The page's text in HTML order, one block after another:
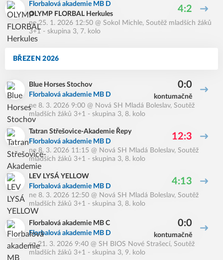
Florbalová akademie MB D
OLYMP FLORBAL Herkules
4:2
ne 25. 1. 2026 12:50 @ Sokol Michle, Soutěž mladších žáků
3+1 - skupina 3, 7. kolo
BŘEZEN 2026
Blue Horses Stochov
Florbalová akademie MB D
0:0
kontumačně
ne 8. 3. 2026 9:00 @ Nová SH Mladá Boleslav, Soutěž
mladších žáků 3+1 - skupina 3, 8. kolo
Tatran Střešovice-Akademie Řepy
Florbalová akademie MB D
12:3
ne 8. 3. 2026 11:15 @ Nová SH Mladá Boleslav, Soutěž
mladších žáků 3+1 - skupina 3, 8. kolo
LEV LYSÁ YELLOW
Florbalová akademie MB D
4:13
ne 8. 3. 2026 12:50 @ Nová SH Mladá Boleslav, Soutěž
mladších žáků 3+1 - skupina 3, 8. kolo
Florbalová akademie MB C
Florbalová akademie MB D
0:0
kontumačně
so 21. 3. 2026 9:40 @ SH BIOS Nové Strašecí, Soutěž
mladších žáků 3+1 - skupina 3, 9. kolo